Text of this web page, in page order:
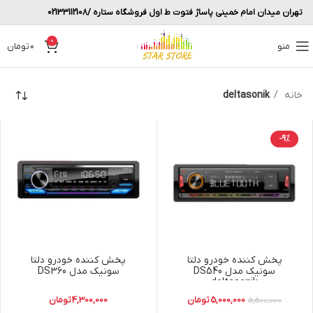
تهران میدان امام خمینی پاساژ فتوت ط اول فروشگاه ستاره /02133112108
منو 0
0تومان
خانه deltasonik
-9%
پخش کننده خودرو دلتا
سونیک مدل DS540
deltasonik
5,500,000
5,000,000تومان
پخش کننده خودرو دلتا
سونیک مدل DS360
4,300,000تومان